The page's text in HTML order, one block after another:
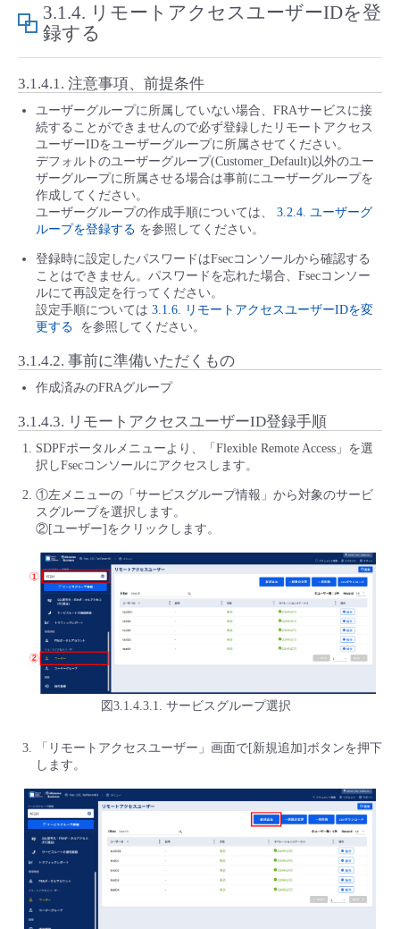
3.1.4. リモートアクセスユーザーIDを登
録する
3.1.4.1. 注意事項、前提条件
ユーザーグループに所属していない場合、FRAサービスに接
続することができませんので必ず登録したリモートアクセス
ユーザーIDをユーザーグループに所属させてください。
デフォルトのユーザーグループ(Customer_Default)以外のユー
ザーグループに所属させる場合は事前にユーザーグループを
作成してください。
ユーザーグループの作成手順については、 3.2.4. ユーザーグ
ループを登録する を参照してください。
登録時に設定したパスワードはFsecコンソールから確認する
ことはできません。パスワードを忘れた場合、Fsecコンソー
ルにて再設定を行ってください。
設定手順については 3.1.6. リモートアクセスユーザーIDを変
更する を参照してください。
3.1.4.2. 事前に準備いただくもの
作成済みのFRAグループ
3.1.4.3. リモートアクセスユーザーID登録手順
SDPFポータルメニューより、「Flexible Remote Access」を選
択しFsecコンソールにアクセスします。
①左メニューの「サービスグループ情報」から対象のサービ
スグループを選択します。
②[ユーザー]をクリックします。
図3.1.4.3.1. サービスグループ選択
「リモートアクセスユーザー」画面で[新規追加]ボタンを押下
します。